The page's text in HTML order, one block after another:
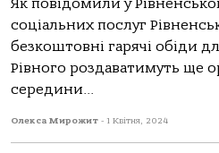
Як повідомили у
соціальних послуг
безкоштовні гарячі обіди
Рівного роздаватимуть ще
середини...
Олекса Мирожит - 1 Квітня, 2024